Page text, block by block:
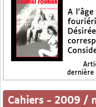
A
dernière
Cahiers - 2009 /